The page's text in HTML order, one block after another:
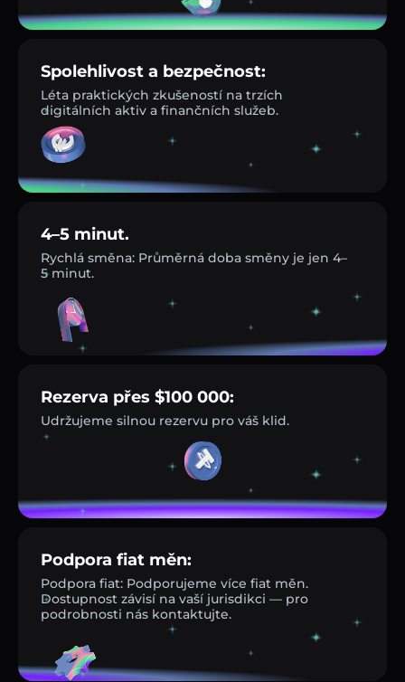
Spolehlivost a bezpečnost:
Léta praktických zkušeností na trzích
digitálních aktiv a finančních služeb.
4–5 minut.
Rychlá směna: Průměrná doba směny je jen 4–
5 minut.
Rezerva přes $100 000:
Udržujeme silnou rezervu pro váš klid.
Podpora fiat měn:
Podpora fiat: Podporujeme více fiat měn.
Dostupnost závisí na vaší jurisdikci — pro
podrobnosti nás kontaktujte.